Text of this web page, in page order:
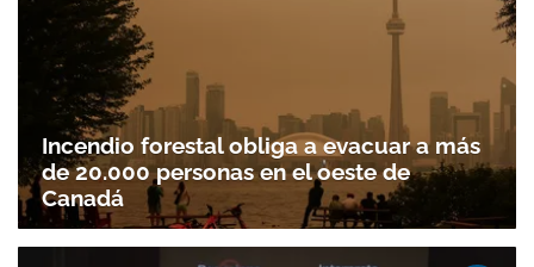
Incendio forestal obliga a evacuar a más
de 20.000 personas en el oeste de
Canadá